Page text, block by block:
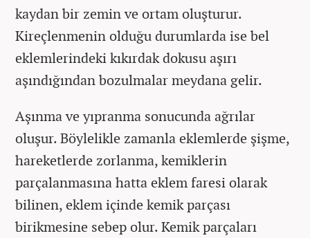
kaydan bir zemin ve ortam oluşturur.
Kireçlenmenin olduğu durumlarda ise bel
eklemlerindeki kıkırdak dokusu aşırı
aşındığından bozulmalar meydana gelir.
Aşınma ve yıpranma sonucunda ağrılar
oluşur. Böylelikle zamanla eklemlerde şişme,
hareketlerde zorlanma, kemiklerin
parçalanmasına hatta eklem faresi olarak
bilinen, eklem içinde kemik parçası
birikmesine sebep olur. Kemik parçaları